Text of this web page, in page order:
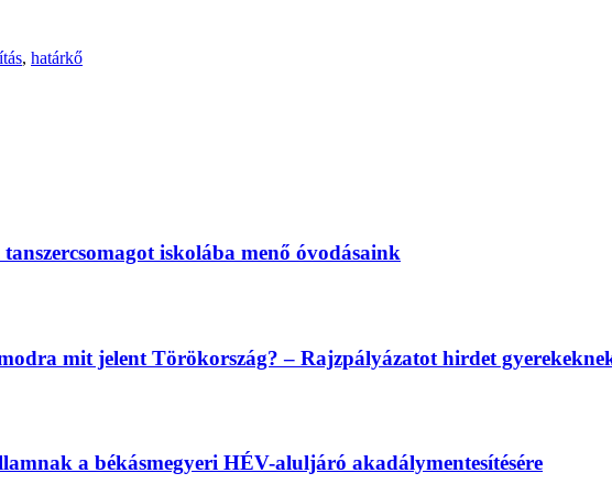
, határkő
iskolába menő óvodásaink
mit jelent Törökország? – Rajzpályázatot hirdet
a békásmegyeri HÉV-aluljáró akadálymentesítésére